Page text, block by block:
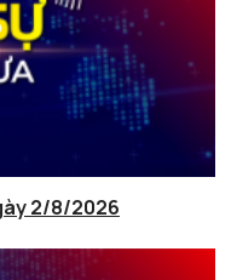
2/8/2026